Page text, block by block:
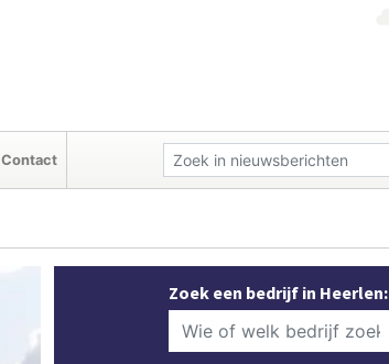
Contact
Zoek een bedrijf in Heerlen: